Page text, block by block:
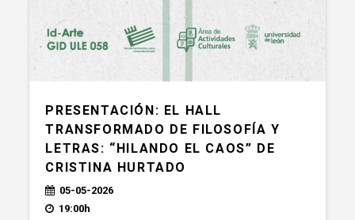
PRESENTACIÓN: EL HALL
TRANSFORMADO DE FILOSOFÍA Y
LETRAS: “HILANDO EL CAOS” DE
CRISTINA HURTADO
05-05-2026
19:00h